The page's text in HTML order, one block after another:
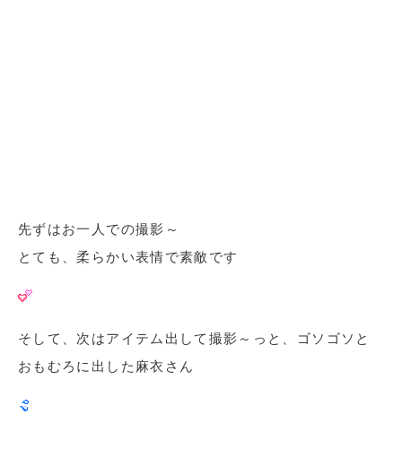
先ずはお一人での撮影～
とても、柔らかい表情で素敵です
そして、次はアイテム出して撮影～っと、ゴソゴソと
おもむろに出した麻衣さん